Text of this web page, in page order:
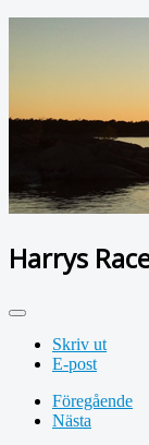
Harrys
Skriv ut
E-post
Föregående
Nästa